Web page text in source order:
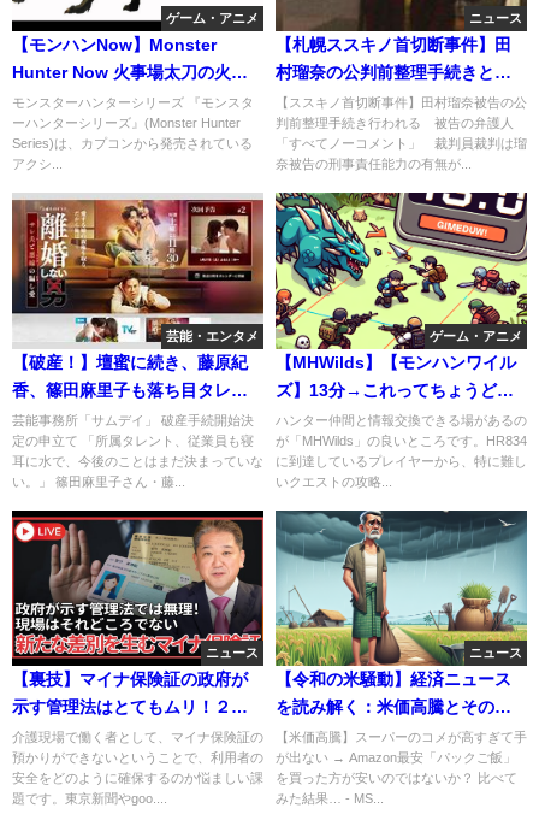
ゲーム・アニメ
【モンハンNow】Monster
Hunter Now 火事場太刀の火力
装備がヤバ過ぎたよ～んｗ
モンスターハンターシリーズ 『モンスタ
ーハンターシリーズ』(Monster Hunter
Series)は、カプコンから発売されている
アクシ...
ニュース
【札幌ススキノ首切断事件】田
村瑠奈の公判前整理手続きと
は。弁護士は全て黙秘
【ススキノ首切断事件】田村瑠奈被告の公
判前整理手続き行われる 被告の弁護人
「すべてノーコメント」 裁判員裁判は瑠
奈被告の刑事責任能力の有無が...
芸能・エンタメ
【破産！】壇蜜に続き、藤原紀
香、篠田麻里子も落ち目タレン
ト倒産。サムデイの高橋裕社長
は資産隠し
芸能事務所「サムデイ」 破産手続開始決
定の申立て 「所属タレント、従業員も寝
耳に水で、今後のことはまだ決まっていな
い。」 篠田麻里子さん・藤...
ゲーム・アニメ
【MHWilds】【モンハンワイル
ズ】13分→これってちょうどい
い設定だったの？
ハンター仲間と情報交換できる場があるの
が「MHWilds」の良いところです。HR834
に到達しているプレイヤーから、特に難し
いクエストの攻略...
ニュース
【裏技】マイナ保険証の政府が
示す管理法はとてもムリ！２枚
持ちがおススメ！
介護現場で働く者として、マイナ保険証の
預かりができないということで、利用者の
安全をどのように確保するのか悩ましい課
題です。東京新聞やgoo....
ニュース
【令和の米騒動】経済ニュース
を読み解く：米価高騰とその背
景に迫る。JAと自民党の癒着
【米価高騰】スーパーのコメが高すぎて手
が出ない → Amazon最安「パックご飯」
を買った方が安いのではないか？ 比べて
みた結果… - MS...